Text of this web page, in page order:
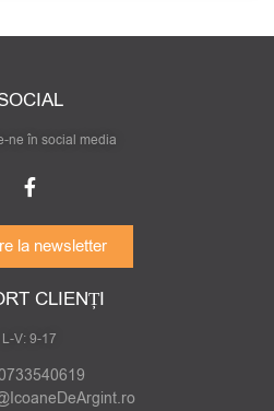
ne în social media
la newsletter
CLIENȚI
L-V: 9-17